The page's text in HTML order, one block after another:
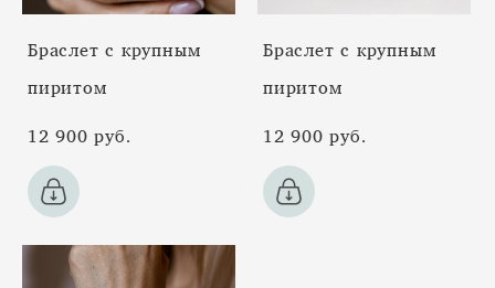
Браслет с крупным
пиритом
12 900 pуб.
Браслет с крупным
пиритом
12 900 pуб.